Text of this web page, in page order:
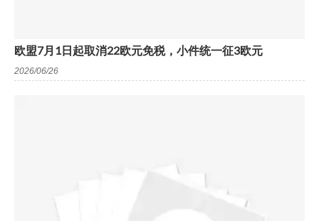
欧盟7月1日起取消22欧元免税，小件统一征3欧元
2026/06/26